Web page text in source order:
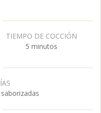
TIEMPO DE COCCIÓN
5m
n
o
s
minutos